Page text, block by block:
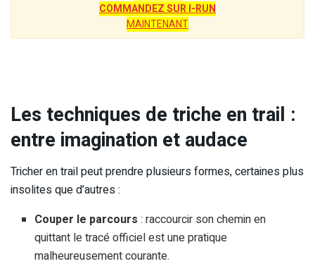
COMMANDEZ SUR I-RUN
MAINTENANT
Les techniques de triche en trail :
entre imagination et audace
Tricher en trail peut prendre plusieurs formes, certaines plus
insolites que d’autres :
Couper le parcours : raccourcir son chemin en
quittant le tracé officiel est une pratique
malheureusement courante.